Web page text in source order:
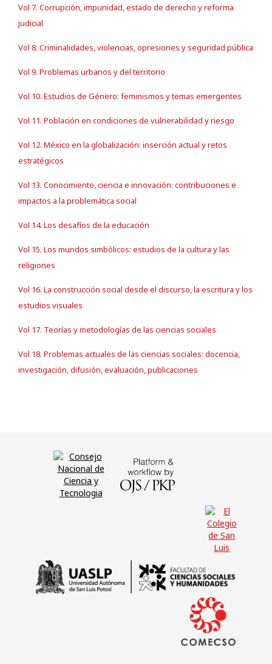
Vol 7. Corrupción, impunidad, estado de derecho y reforma
judicial
Vol 8. Criminalidades, violencias, opresiones y seguridad pública
Vol 9. Problemas urbanos y del territorio
Vol 10. Estudios de Género: feminismos y temas emergentes
Vol 11. Población en condiciones de vulnerabilidad y riesgo
Vol 12. México en la globalización: inserción actual y retos
estratégicos
Vol 13. Conocimiento, ciencia e innovación: contribuciones e
impactos a la problemática social
Vol 14. Los desafíos de la educación
Vol 15. Los mundos simbólicos: estudios de la cultura y las
religiones
Vol 16. La construcción social desde el discurso, la escritura y los
estudios visuales
Vol 17. Teorías y metodologías de las ciencias sociales
Vol 18. Problemas actuales de las ciencias sociales: docencia,
investigación, difusión, evaluación, publicaciones